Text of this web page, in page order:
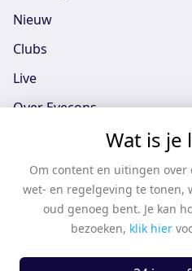
Nieuw
Clubs
Live
Over Eyecons
Eyecons App - iOS
Eyecons App - Android
Vacatures
Casten
Wat is je
Om content en uitingen over
wet- en regelgeving te tonen,
oud genoeg bent. Je kan
bezoeken, klik hier